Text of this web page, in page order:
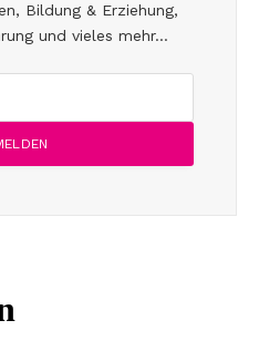
Bildung & Erziehung,
und vieles mehr...